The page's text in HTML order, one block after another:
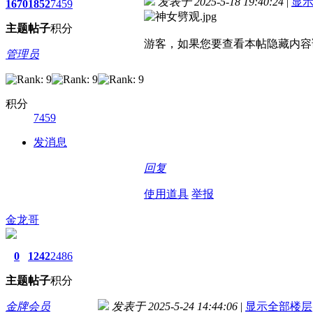
1670
主题
1852
帖子
7459
积分
管理员
积分
7459
发消息
游客，如果您要查看本帖隐藏内
回复
使用道具 举报
金龙哥
0
主题
1242
帖子
2486
积分
金牌会员 发表于 2025-5-24 14:44:06 | 显示全部楼层